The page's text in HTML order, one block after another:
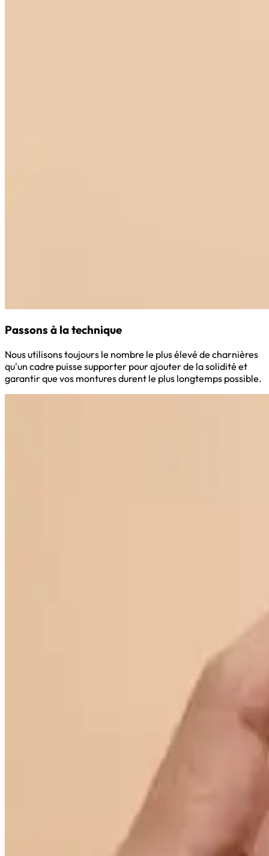
Passons à la technique
Nous utilisons toujours le nombre le plus élevé de charnières
qu'un cadre puisse supporter pour ajouter de la solidité et
garantir que vos montures durent le plus longtemps possible.